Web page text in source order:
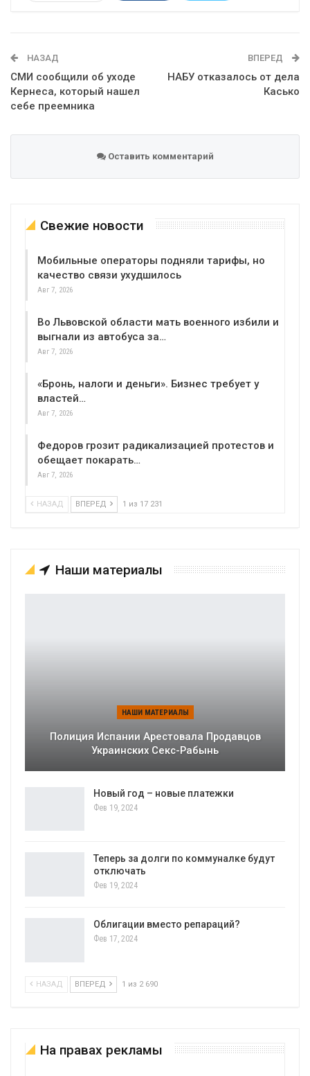
НАЗАД
СМИ сообщили об уходе
Кернеса, который нашел
себе преемника
ВПЕРЕД
НАБУ отказалось от дела
Касько
Оставить комментарий
Свежие новости
Мобильные операторы подняли тарифы, но
качество связи ухудшилось
Авг 7, 2026
Во Львовской области мать военного избили и
выгнали из автобуса за…
Авг 7, 2026
«Бронь, налоги и деньги». Бизнес требует у
властей…
Авг 7, 2026
Федоров грозит радикализацией протестов и
обещает покарать…
Авг 7, 2026
НАЗАД ВПЕРЕД 1 из 17 231
Наши материалы
НАШИ МАТЕРИАЛЫ
Полиция Испании Арестовала Продавцов
Украинских Секс-Рабынь
Новый год – новые платежки
Фев 19, 2024
Теперь за долги по коммуналке будут
отключать
Фев 19, 2024
Облигации вместо репараций?
Фев 17, 2024
НАЗАД ВПЕРЕД 1 из 2 690
На правах рекламы